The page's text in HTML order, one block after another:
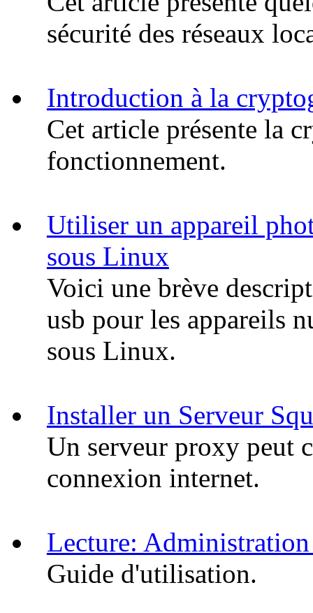
sécurité des réseaux
Introduction à la
Cet article présente la
fonctionnement.
Utiliser un appareil
sous Linux
Voici une brève
usb pour les appareils
sous Linux.
Installer un Serveur
Un serveur proxy peut
connexion internet.
Lecture:
Guide d'utilisation.